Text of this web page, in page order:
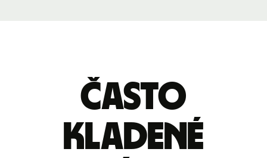
Často
kladené